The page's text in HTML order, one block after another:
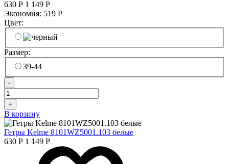
630 Р 1 149 Р
Экономия: 519 Р
Цвет:
Размер:
39-44
-
+
В корзину
Гетры Kelme 8101WZ5001.103 белые
630 Р 1 149 Р